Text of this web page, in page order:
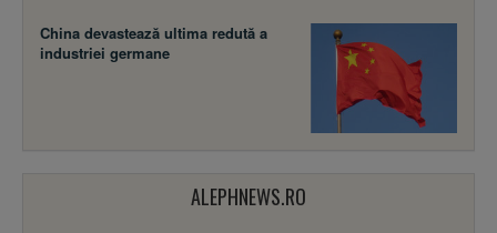
China devastează ultima redută a
industriei germane
ALEPHNEWS.RO